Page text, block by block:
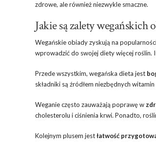
zdrowe, ale również niezwykle smaczne.
Jakie są zalety wegańskich
Wegańskie obiady zyskują na
wprowadzić do swojej diety więcej roślin.
Przede wszystkim, wegańska dieta jest
składniki są źródłem niezbędnych
Weganie często zauważają poprawę w
cholesterolu i ciśnienia krwi. Ponadto,
Kolejnym plusem jestłatwość